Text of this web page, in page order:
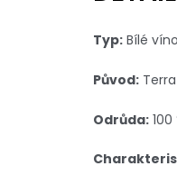
Typ: Bílé víno
Původ:
Odrůda: